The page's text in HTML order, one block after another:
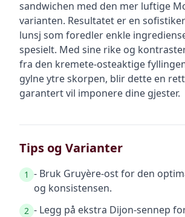
sandwichen med den mer luftige
varianten. Resultatet er en
lunsj som foredler enkle
spesielt. Med sine rike og
fra den kremete-osteaktige
gylne ytre skorpen, blir dette en
garantert vil imponere dine gjester.
Tips og Varianter
1 - Bruk Gruyère-ost for den
og konsistensen.
2 - Legg på ekstra Dijon-sennep